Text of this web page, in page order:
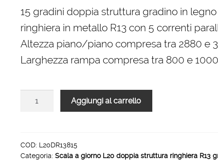
originale
era:
4.680,00 €.
attuale
è:
3.159,00 €.
15 gradini doppia struttura gradino in legno
ringhiera in metallo R13 con 5 correnti
Altezza piano/piano compresa tra 2880 e
Larghezza rampa compresa tra 800 e
ringhiera
R13
Aggiungi al carrello
COD: L20DR13815
Categoria: Scala a giorno L20 doppia struttura ringhiera R13